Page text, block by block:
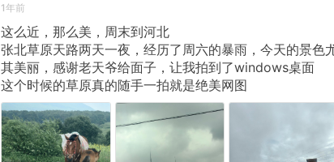
1年前
这么近，那么美，周末到河北
张北草原天路两天一夜，经历了周六的暴雨，今天的景色
其美丽，感谢老天爷给面子，让我拍到了windows桌面
这个时候的草原真的随手一拍就是绝美网图